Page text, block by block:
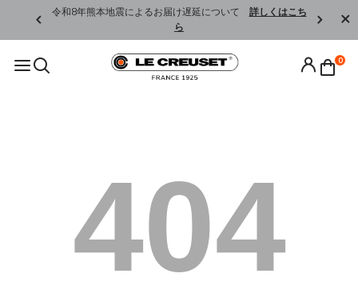
令和8年熊本地震によるお届け遅延について 詳しくはこち
ら
0
404